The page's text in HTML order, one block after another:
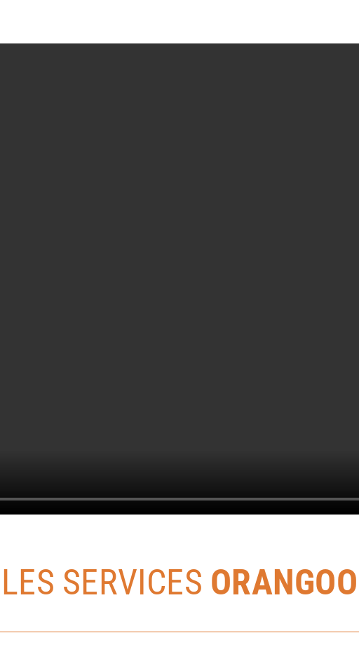
LES SERVICES ORANGOO